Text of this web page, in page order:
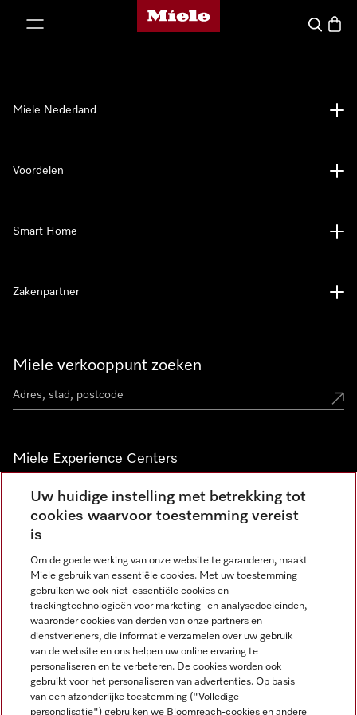
Homepage van Miele
Wat zoek
Miele verkooppunt zoeken
Miele Experience Centers
Vind jouw Miele Experience Center
Nieuwsbrief
Miele Nederland
Voordelen
Smart Home
Zakenpartner
Miele op Instagram
Miele op Facebook
Miele op Youtube
Uw huidige instelling met betrekking tot
cookies waarvoor toestemming vereist
is
Om de goede werking van onze website te garanderen, maakt
Miele gebruik van essentiële cookies. Met uw toestemming
gebruiken we ook niet-essentiële cookies en
trackingtechnologieën voor marketing- en analysedoeleinden,
waaronder cookies van derden van onze partners en
dienstverleners, die informatie verzamelen over uw gebruik
van de website en ons helpen uw online ervaring te
personaliseren en te verbeteren. De cookies worden ook
gebruikt voor het personaliseren van advertenties. Op basis
van een afzonderlijke toestemming ("Volledige
personalisatie") gebruiken we Bloomreach-cookies en andere